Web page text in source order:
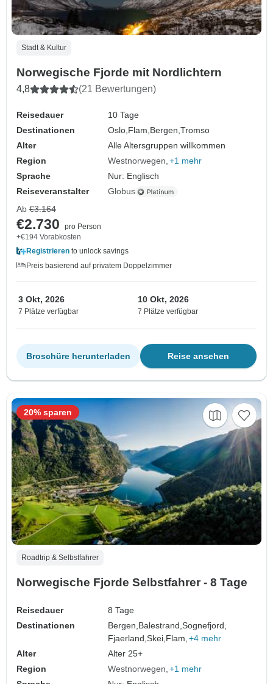
Stadt & Kultur
Norwegische Fjorde mit Nordlichtern
4,8 (21 Bewertungen)
Reisedauer
10 Tage
Destinationen
Oslo,Flam,Bergen,Tromso
Alter
Alle Altersgruppen willkommen
Region
Westnorwegen +1 mehr
Sprache
Nur: Englisch
Reiseveranstalter
Globus
Ab €3.164
€2.730
pro Person
+€194 Vorabkosten
Registrieren to unlock savings
Preis basierend auf privatem Doppelzimmer
3 Okt, 2026
7 Plätze verfügbar
10 Okt, 2026
7 Plätze verfügbar
Reise ansehen
Broschüre herunterladen
Roadtrip & Selbstfahrer
Norwegische Fjorde Selbstfahrer - 8 Tage
Reisedauer
8 Tage
Destinationen
Bergen, Balestrand,Sognefjord,
Fjaerland,Skei, Flam, +4 mehr
Alter
Alter 25+
Region
Westnorwegen +1 mehr
20% sparen